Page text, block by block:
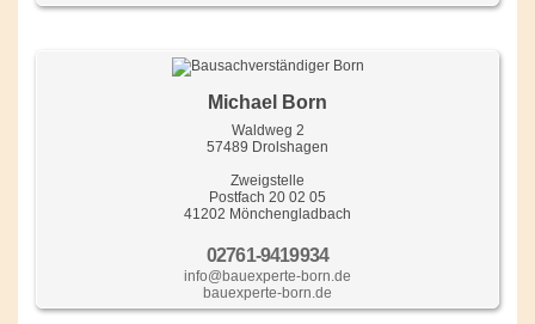
Michael Born
Waldweg 2
57489 Drolshagen
Zweigstelle
Postfach 20 02 05
41202 Mönchengladbach
02761-9419934
info@bauexperte-born.de
bauexperte-born.de